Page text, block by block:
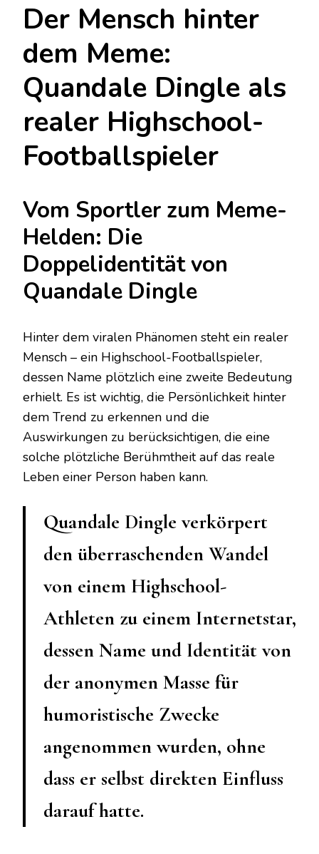
Der Mensch hinter
dem Meme:
Quandale Dingle als
realer Highschool-
Footballspieler
Vom Sportler zum Meme-
Helden: Die
Doppelidentität von
Quandale Dingle
Hinter dem viralen Phänomen steht ein realer
Mensch – ein Highschool-Footballspieler,
dessen Name plötzlich eine zweite Bedeutung
erhielt. Es ist wichtig, die Persönlichkeit hinter
dem Trend zu erkennen und die
Auswirkungen zu berücksichtigen, die eine
solche plötzliche Berühmtheit auf das reale
Leben einer Person haben kann.
Quandale Dingle verkörpert
den überraschenden Wandel
von einem Highschool-
Athleten zu einem Internetstar,
dessen Name und Identität von
der anonymen Masse für
humoristische Zwecke
angenommen wurden, ohne
dass er selbst direkten Einfluss
darauf hatte.